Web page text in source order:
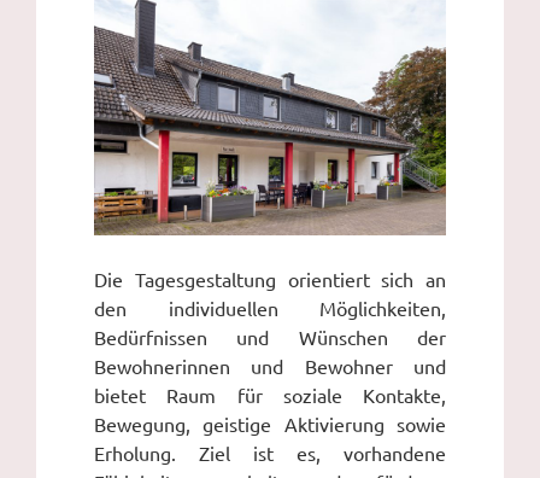
Die Tagesgestaltung orientiert sich an
den individuellen Möglichkeiten,
Bedürfnissen und Wünschen der
Bewohnerinnen und Bewohner und
bietet Raum für soziale Kontakte,
Bewegung, geistige Aktivierung sowie
Erholung. Ziel ist es, vorhandene